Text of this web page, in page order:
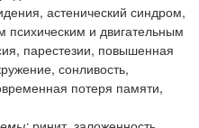
астенический синдром,
психическим и двигательным
парестезии, повышенная
сонливость,
потеря памяти,